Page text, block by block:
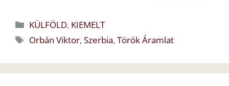
Kategória
KÜLFÖLD, KIEMELT
Címkék
Orbán Viktor,Szerbia,Török Áramlat